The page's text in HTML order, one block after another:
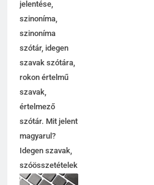
jelentése,
szinoníma,
szinoníma
szótár, idegen
szavak szótára,
rokon értelmű
szavak,
értelmező
szótár. Mit jelent
magyarul?
Idegen szavak,
szóösszetételek
jelentése,